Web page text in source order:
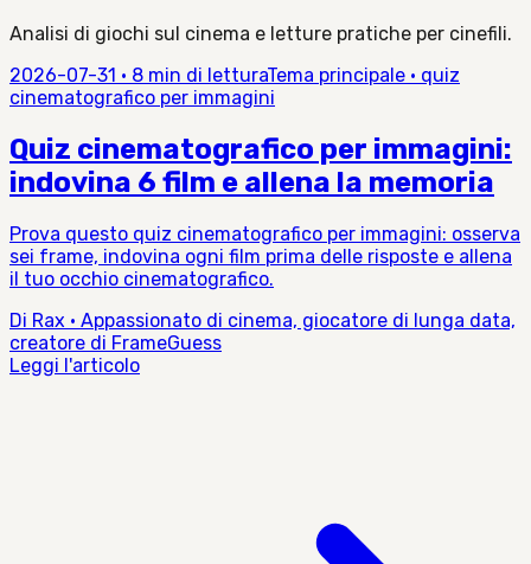
Analisi di giochi sul cinema e letture pratiche per cinefili.
2026-07-31 · 8 min di letturaTema principale · quiz
cinematografico per immagini
Quiz cinematografico per immagini:
indovina 6 film e allena la memoria
Prova questo quiz cinematografico per immagini: osserva
sei frame, indovina ogni film prima delle risposte e allena
il tuo occhio cinematografico.
Di Rax · Appassionato di cinema, giocatore di lunga data,
creatore di FrameGuess
Leggi l'articolo